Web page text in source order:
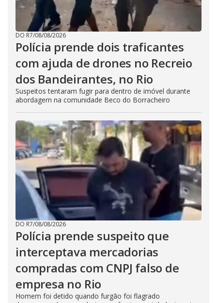
DO R7/08/08/2026
Polícia prende dois traficantes
com ajuda de drones no Recreio
dos Bandeirantes, no Rio
Suspeitos tentaram fugir para dentro de imóvel durante
abordagem na comunidade Beco do Borracheiro
DO R7/08/08/2026
Polícia prende suspeito que
interceptava mercadorias
compradas com CNPJ falso de
empresa no Rio
Homem foi detido quando furgão foi flagrado